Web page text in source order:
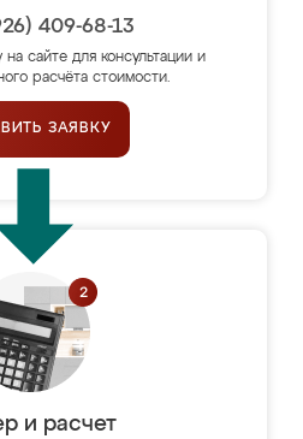
409-68-13
на сайте для консультации и
расчёта стоимости.
ЗАЯВКУ
и расчет